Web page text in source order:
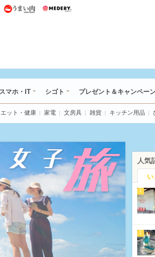
うまいパン うまい肉
スマホ・IT シゴト プレゼント＆キャンペー
ット・健康 家電 文房具 雑貨 キッチン用品
人気
1
2